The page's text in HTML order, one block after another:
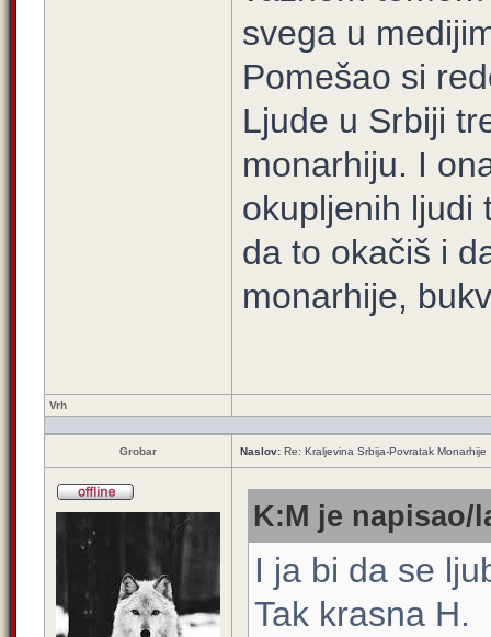
svega u
Pomešao si
Ljude u Srbiji
monarhiju. I
okupljenih ljudi
da to okačiš i
monarhije,
Vrh
Grobar Naslov: Re: Kraljevina Srbija-Povratak Monarhije
K:M je napisao/
I ja bi da se
Tak krasna H.